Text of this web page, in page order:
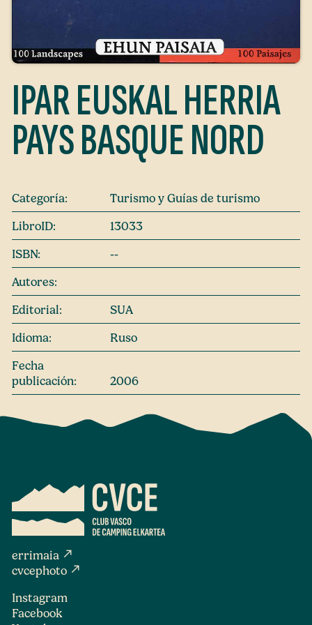
IPAR EUSKAL HERRIA
PAYS BASQUE NORD
Categoría:
Turismo y Guías de turismo
LibroID:
13033
ISBN:
--
Autores:
Editorial:
SUA
Idioma:
Ruso
Fecha
publicación:
2006
errimaia north_east
cvcephoto north_east
Instagram
Facebook